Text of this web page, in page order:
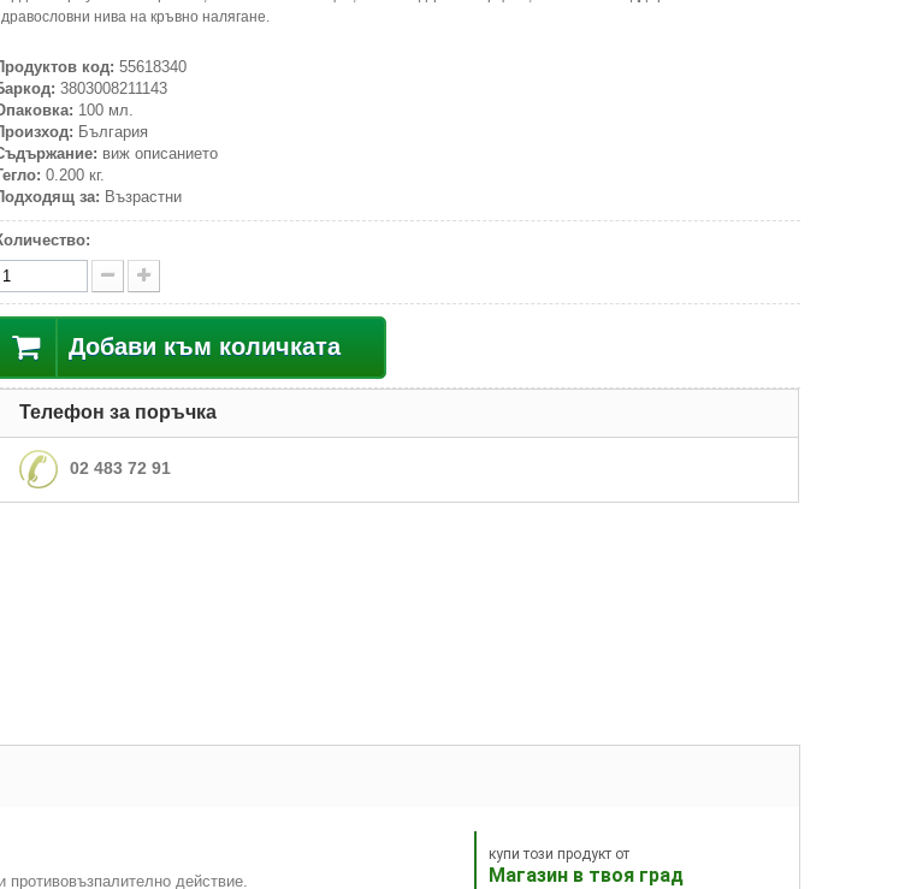
нива на кръвно налягане.
код: 55618340
3803008211143
100 мл.
България
виж описанието
0.200 кг.
за: Възрастни
Добави към количката
Телефон за поръчка
02 483 72 91
купи този продукт от
Магазин в твоя град
противовъзпалително действие.